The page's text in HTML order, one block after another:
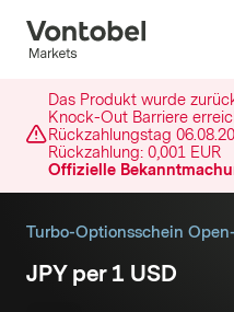
Das Produkt wurde
Knock-Out Barriere
Rückzahlungstag
Rückzahlung: 0,001 EUR
Offizielle
Turbo-Optionsschein
JPY per 1 USD